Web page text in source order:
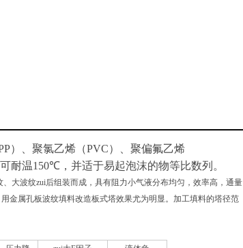
）、聚氯乙烯（PVC）、聚偏氟乙烯
耐温150℃ ，并适于易起泡沫的物等比数列。
大波纹zui后组装而成，具有阻力小气液分布均匀，效率高，通量
金属孔板波纹填料改造板式塔效果尤为明显。加工填料的塔径范